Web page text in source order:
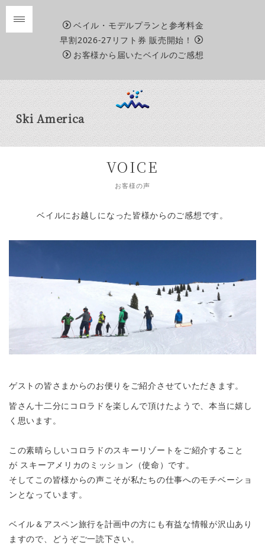
ベイル・モデルプランと参考料金
早割2026-27リフト券 販売開始！
お客様から届いたベイルのご感想
Ski America
VOICE
お客様の声
ベイルにお越しになった皆様からのご感想です。
ゲストの皆さまからのお便りをご紹介させていただきます。
皆さん十二分にコロラドを楽しんで頂けたようで、本当に嬉し
く思います。
この素晴らしいコロラドのスキーリゾートをご紹介すること
が スキーアメリカのミッション（使命） です。
そしてこの皆様からの声こそが私たちの仕事へのモチベーショ
ンとなっています。
ベイル＆アスペン旅行を計画中の方にも有益な情報が沢山あり
ますので、どうぞご一読下さい。